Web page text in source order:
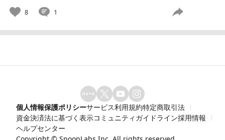
8 1
個人情報保護ポリシーサービス利用規約特定商取引法
資金決済法に基づく表示コミュニティガイドライン採用情報
ヘルプセンター